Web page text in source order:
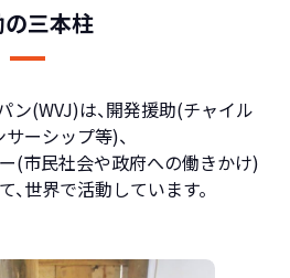
三本柱
ン(WVJ)は、開発援助(チャイル
サーシップ等)、
(市民社会や政府への働きかけ)
世界で活動しています。